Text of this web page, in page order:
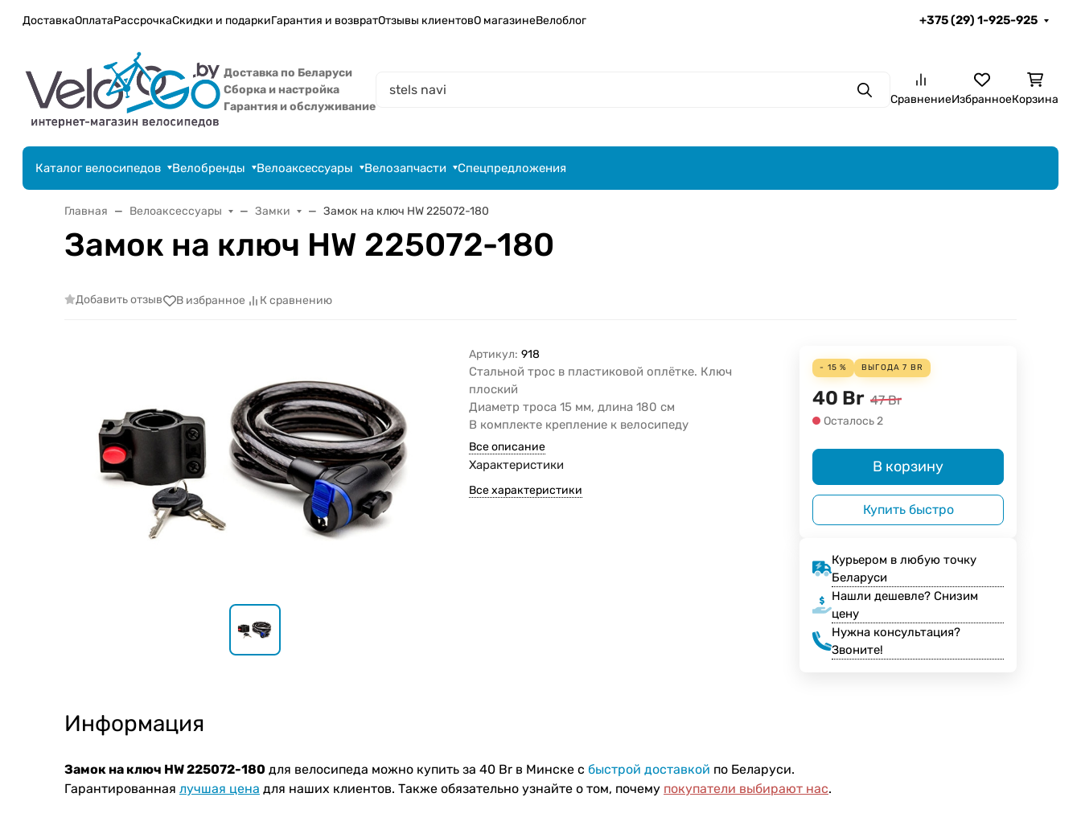
ДоставкаОплатаРассрочкаСкидки и подаркиГарантия и возвратОтзывы клиентовО магазинеВелоблог +375 (29) 1-925-925
Доставка по Беларуси
Сборка и настройка
Гарантия и обслуживание
ПоискСравнениеИзбранноеКорзина
Каталог велосипедов Велобренды Велоаксессуары Велозапчасти Спецпредложения
Главная Велоаксессуары Замки Замок на ключ HW 225072-180
Замок на ключ HW 225072-180
Добавить отзыв В избранное К сравнению
Артикул: 918
Стальной трос в пластиковой оплётке. Ключ
плоский
Диаметр троса 15 мм, длина 180 см
В комплекте крепление к велосипеду
Все описание
Характеристики
Все характеристики
- 15 % ВЫГОДА7 BR
40 Br 47 Br
Осталось 2
В корзину
Купить быстро
Курьером в любую точку
Беларуси
Нашли дешевле? Снизим
цену
Нужна консультация?
Звоните!
Информация
Замок на ключ HW 225072-180 для велосипеда можно купить за 40 Br в Минске с быстрой доставкой по Беларуси.
Гарантированная лучшая цена для наших клиентов. Также обязательно узнайте о том, почему покупатели выбирают нас.